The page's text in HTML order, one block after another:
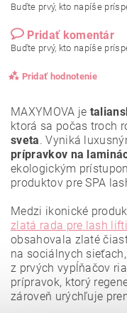
Buďte prvý, kto napíše
Pridať komentár
Buďte prvý, kto napíše
Pridať hodnotenie
Vložením hodnotenie
osobných údajov
MAXYMOVA je
ktorá sa počas troch
sveta. Vyniká
prípravkov na
ekologickým
produktov pre SPA
Medzi ikonické
zlatá rada pre lash
obsahovala zlaté
na sociálnych
z prvých vypĺňačov
prípravok, ktorý
zároveň urýchľuje